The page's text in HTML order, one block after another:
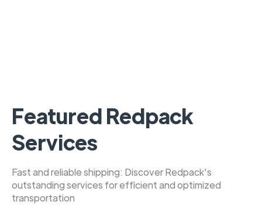
Featured Redpack
Services
Fast and reliable shipping: Discover Redpack's
outstanding services for efficient and optimized
transportation